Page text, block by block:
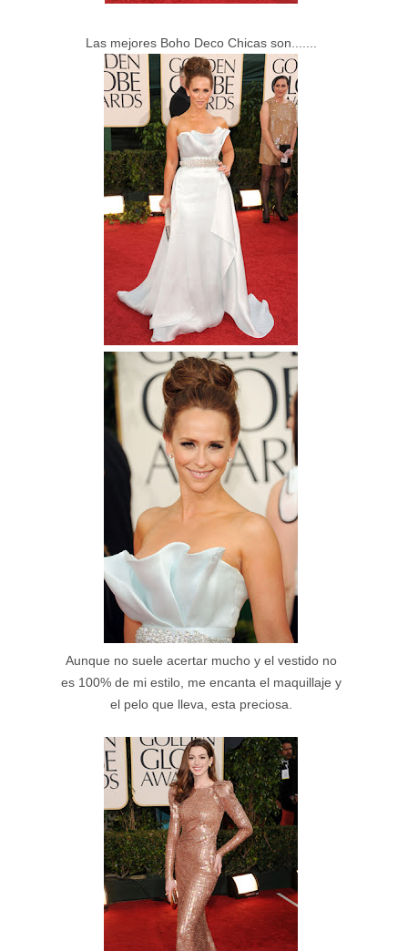
Las mejores Boho Deco Chicas son.......
Aunque no suele acertar mucho y el vestido no
es 100% de mi estilo, me encanta el maquillaje y
el pelo que lleva, esta preciosa.